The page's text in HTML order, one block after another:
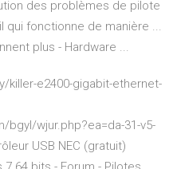
des problèmes de pilote
qui fonctionne de manière ...
plus - Hardware ...
killer-e2400-gigabit-ethernet-
wjur.php?ea=da-31-v5-
USB NEC (gratuit)